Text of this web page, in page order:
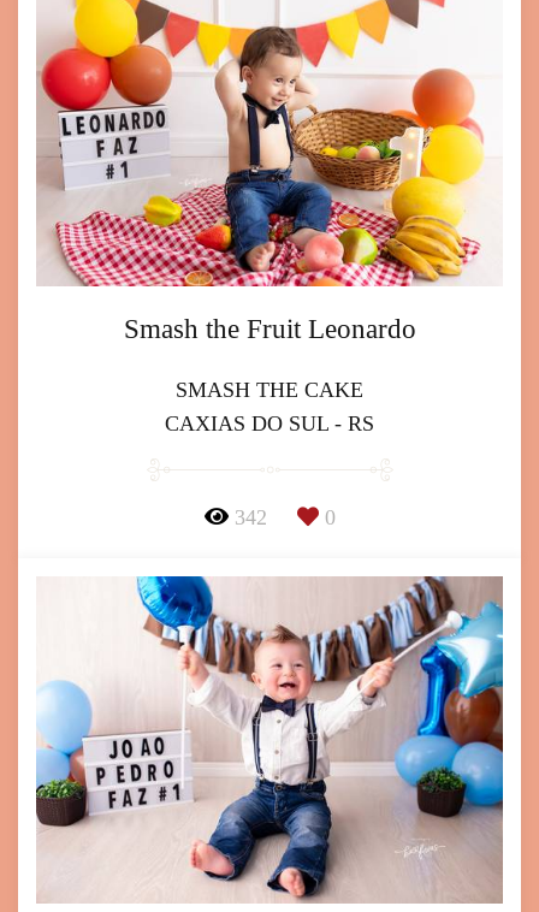
Smash the Fruit Leonardo
SMASH THE CAKE
CAXIAS DO SUL - RS
342 0